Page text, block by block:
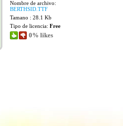
Nombre de archivo:
BERTHSID.TTF
Tamano : 28.1 Kb
Tipo de licencia: Free
0% likes